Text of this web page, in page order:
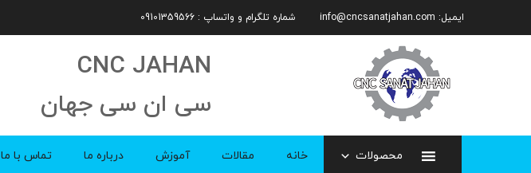
ایمیل: info@cncsanatjahan.com شماره تلگرام و واتساپ : 09101359566
CNC JAHAN
سی ان سی جهان
محصولات خانه مقالات آموزش درباره ما تماس با ما